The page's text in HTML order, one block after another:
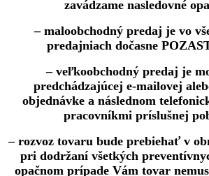
zavádzame nasledovné
– maloobchodný predaj je vo
predajniach dočasne
– veľkoobchodný predaj je
predchádzajúcej e-mailovej
objednávke a následnom
pracovníkmi príslušnej
– rozvoz tovaru bude prebiehať v
pri dodržaní všetkých
opačnom prípade Vám tovar